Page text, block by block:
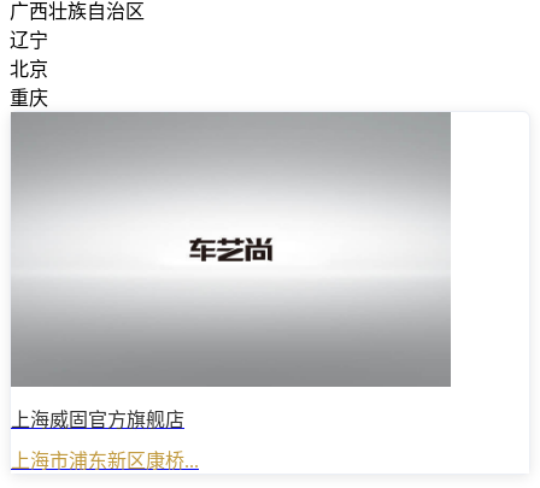
广西壮族自治区
辽宁
北京
重庆
上海威固官方旗舰店
上海市浦东新区康桥...